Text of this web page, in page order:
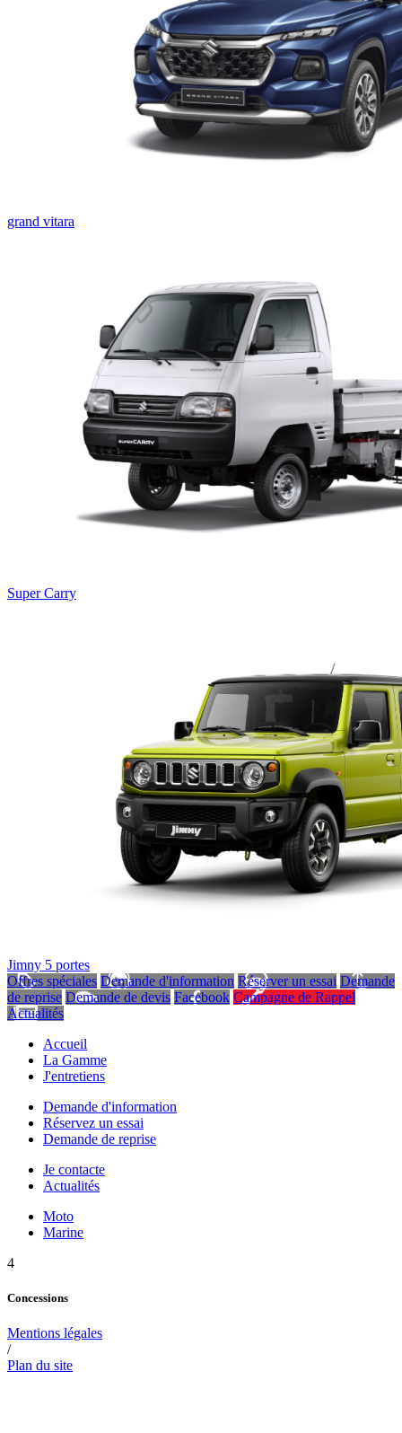
grand vitara
Super Carry
Jimny 5 portes
Offres spéciales Demande d'information Réserver un essai Demande
de reprise Demande de devis Facebook Campagne de Rappel
Actualités
Accueil
La Gamme
J'entretiens
Demande d'information
Réservez un essai
Demande de reprise
Je contacte
Actualités
Moto
Marine
4
Concessions
Mentions légales
/
Plan du site